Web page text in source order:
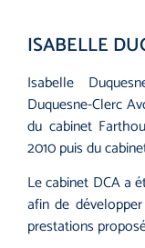
ISABELLE
Isabelle
Duquesne-Clerc
du cabinet
2010 puis du
Le cabinet DCA a
afin de
prestations